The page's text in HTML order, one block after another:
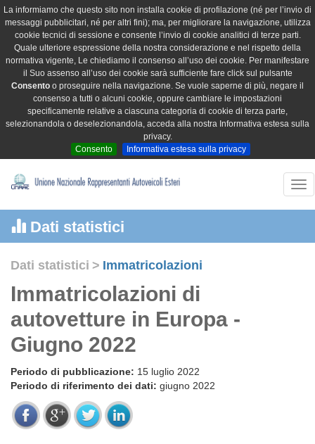
La informiamo che questo sito non installa cookie di profilazione (né per l’invio di
messaggi pubblicitari, né per altri fini); ma, per migliorare la navigazione, utilizza
cookie tecnici di sessione e consente l’invio di cookie analitici di terze parti.
Quale ulteriore espressione della nostra considerazione e nel rispetto della
normativa vigente, Le chiediamo il consenso all’uso dei cookie. Per manifestare
il Suo assenso all’uso dei cookie sarà sufficiente fare click sul pulsante
Consento o proseguire nella navigazione. Se vuole saperne di più, negare il
consenso a tutti o alcuni cookie, oppure cambiare le impostazioni
specificamente relative a ciascuna categoria di cookie di terza parte,
selezionandola o deselezionandola, acceda alla nostra Informativa estesa sulla
privacy.
Consento
Informativa estesa sulla privacy
Dati statistici
Dati statistici > Immatricolazioni
Immatricolazioni di
autovetture in Europa -
Giugno 2022
Periodo di pubblicazione: 15 luglio 2022
Periodo di riferimento dei dati: giugno 2022